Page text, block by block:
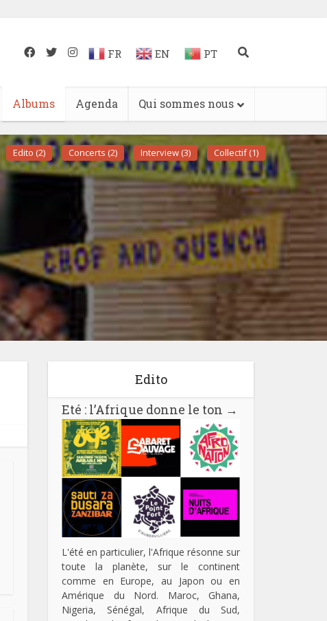
FR EN PT
Albums Agenda Qui sommes nous
Edito (2) Concerts (2) Interview (3) Collectif (1)
Edito
Eté : l’Afrique donne le ton →
L'été en particulier, l'Afrique résonne sur
toute la planète, sur le continent
comme en Europe, au Japon ou en
Amérique du Nord. Maroc, Ghana,
Nigeria, Sénégal, Afrique du Sud,